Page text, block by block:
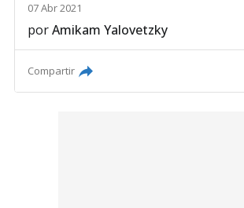
07 Abr 2021
porAmikam Yalovetzky
Compartir